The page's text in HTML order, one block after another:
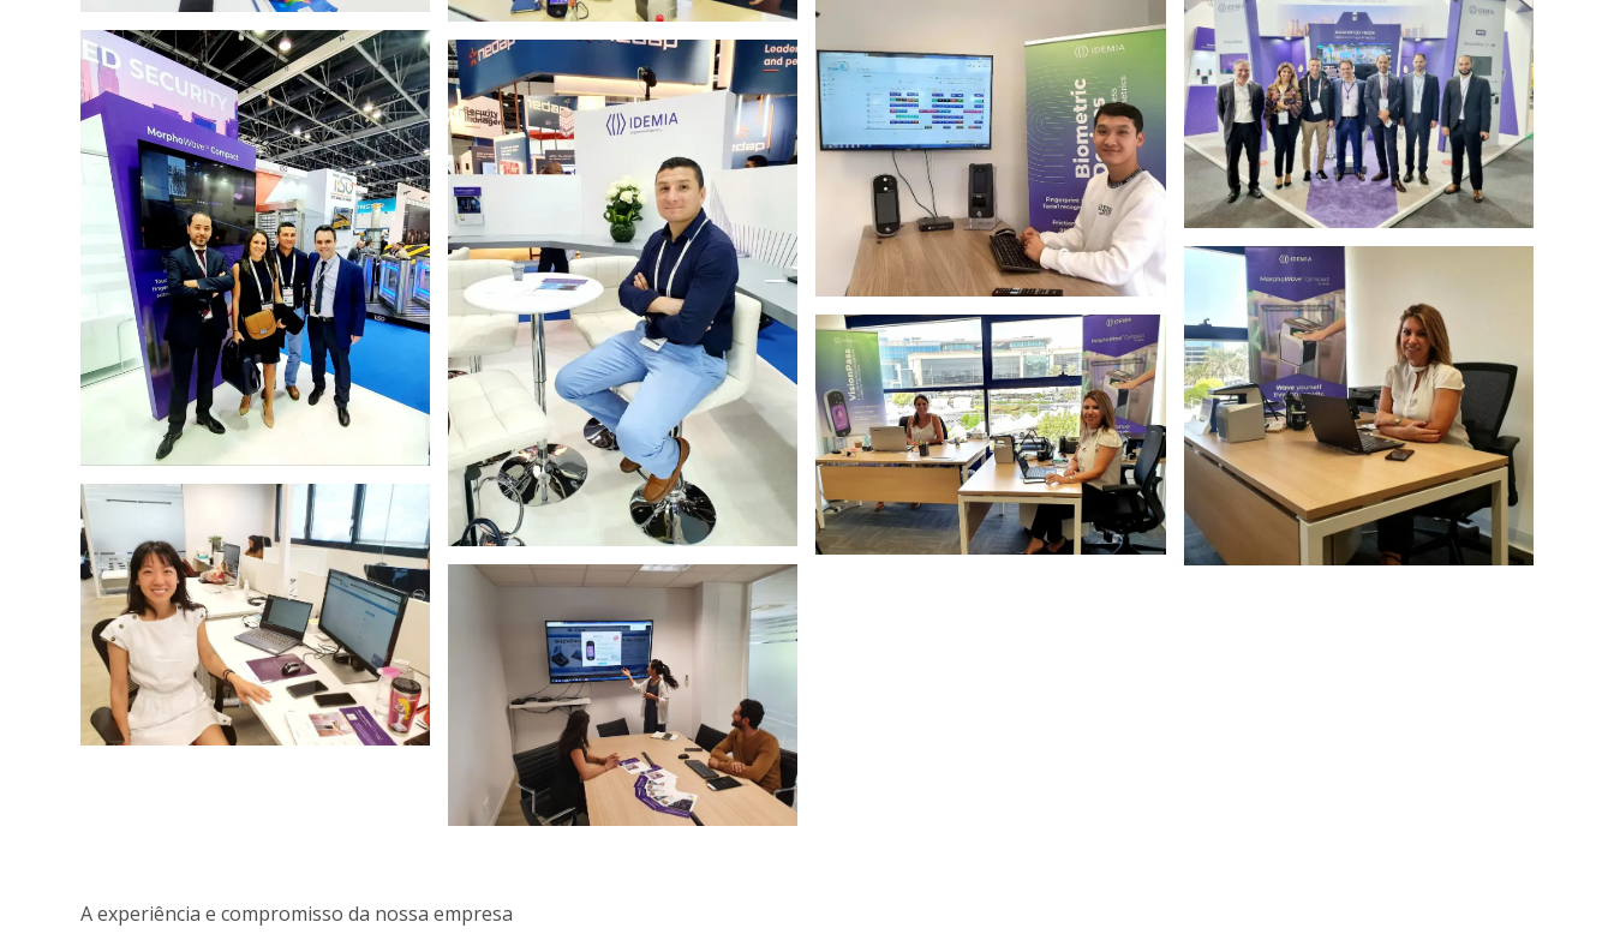
A experiência e compromisso da nossa empresa